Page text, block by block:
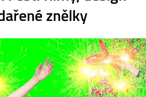
znělky